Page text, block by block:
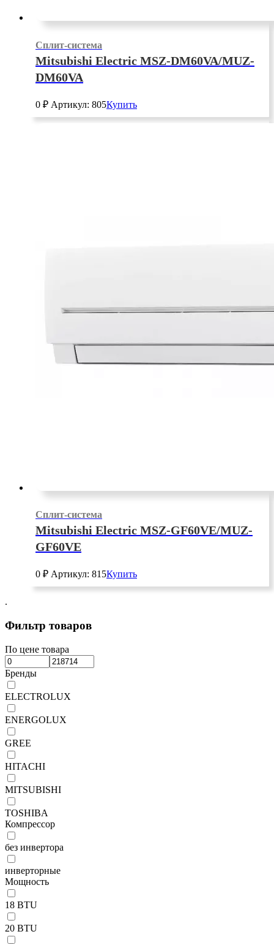
Сплит-система
Mitsubishi Electric MSZ-DM60VA/MUZ-
DM60VA
0 ₽ Артикул: 805Купить
Сплит-система
Mitsubishi Electric MSZ-GF60VE/MUZ-
GF60VE
0 ₽ Артикул: 815Купить
.
Фильтр товаров
По цене товара
Бренды
ELECTROLUX
ENERGOLUX
GREE
HITACHI
MITSUBISHI
TOSHIBA
Компрессор
без инвертора
инверторные
Мощность
18 BTU
20 BTU